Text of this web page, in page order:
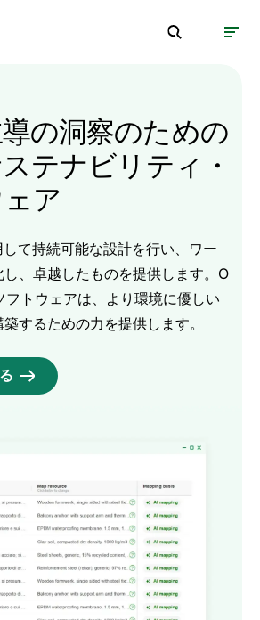
の洞察のための
テナビリティ・
ア
て持続可能な設計を行い、ワー
、卓越したものを提供します。O
トウェアは、より環境に優しい
するための力を提供します。